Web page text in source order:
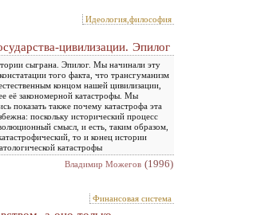
Идеология,философия
цивилизации. Эпилог
сыграна. Эпилог. Мы начинали эту
того факта, что трансгуманизм
концом нашей цивилизации,
её закономерной катастрофы. Мы
показать также почему катастрофа эта
поскольку исторический процесс
смысл, и есть, таким образом,
то и конец истории
катастрофы
Владимир Можегов (1996)
Финансовая система